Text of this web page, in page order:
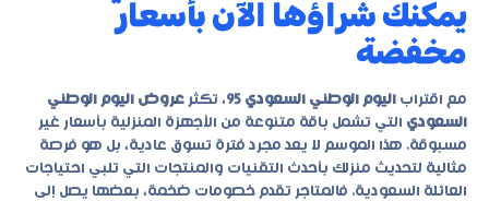
يمكنك شراؤها الآن بأسعار
مخفضة
مع اقتراب اليوم الوطني السعودي 95 ، تكثر عروض اليوم الوطني
السعودي التي تشمل باقة متنوعة من الأجهزة المنزلية بأسعار غير
مسبوقة. هذا الموسم لا يعد مجرد فترة تسوق عادية، بل هو فرصة
مثالية لتحديث منزلك بأحدث التقنيات والمنتجات التي تلبي احتياجات
العائلة السعودية. فالمتاجر تقدم خصومات ضخمة، بعضها يصل إلى